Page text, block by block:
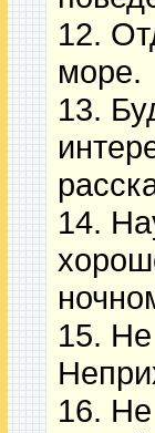
12.
море.
13.
14.
15.
16.